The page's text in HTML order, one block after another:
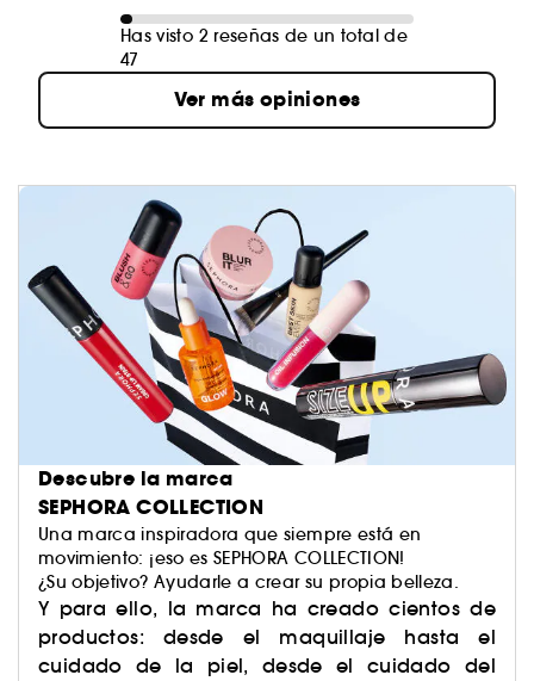
Has visto 2 reseñas de un total de
47
Ver más opiniones
Descubre la marca
SEPHORA COLLECTION
Una marca inspiradora que siempre está en
movimiento: ¡eso es SEPHORA COLLECTION!
¿Su objetivo? Ayudarle a crear su propia belleza.
Y para ello, la marca ha creado cientos de
productos: desde el maquillaje hasta el
cuidado de la piel, desde el cuidado del